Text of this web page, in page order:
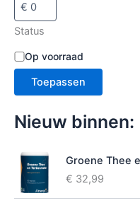
c
e
r
n
Status
B
e
c
i
r
Op voorraad
Toepassen
Nieuw binnen:
Groene Thee
€ 32,99